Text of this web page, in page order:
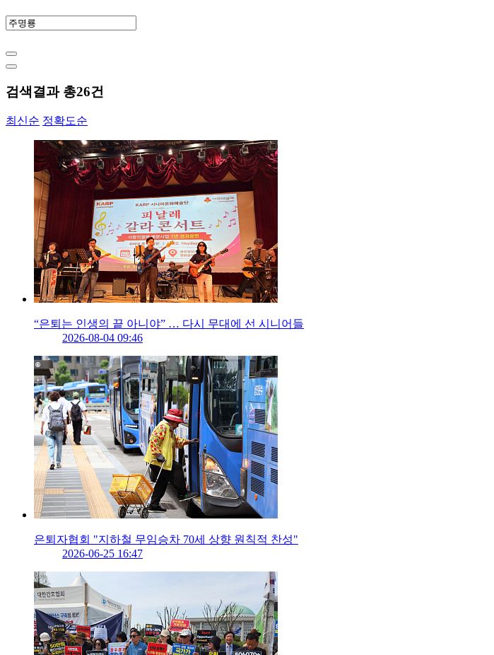
검색결과 총26건
최신순 정확도순
“은퇴는 인생의 끝 아니야” … 다시 무대에 선 시니어들
2026-08-04 09:46
은퇴자협회 "지하철 무임승차 70세 상향 원칙적 찬성"
2026-06-25 16:47